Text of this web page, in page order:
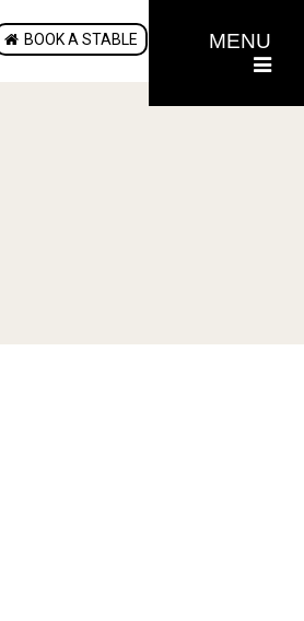
MENU
BOOK A STABLE